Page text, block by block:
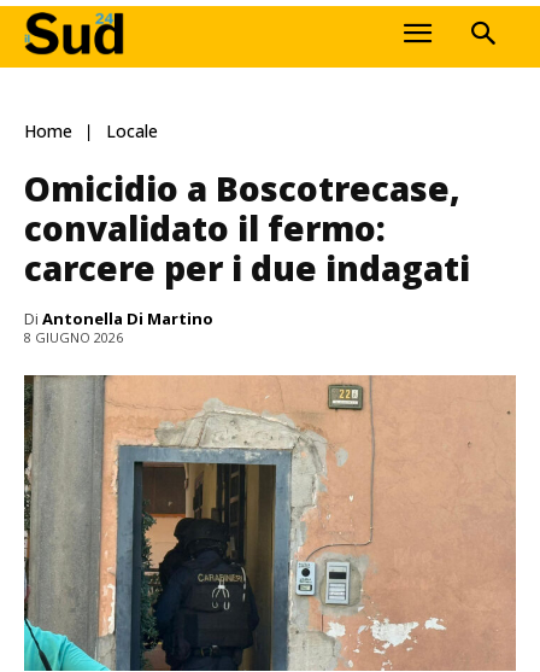
Home Locale
Omicidio a Boscotrecase,
convalidato il fermo:
carcere per i due indagati
Di Antonella Di Martino
8 GIUGNO 2026